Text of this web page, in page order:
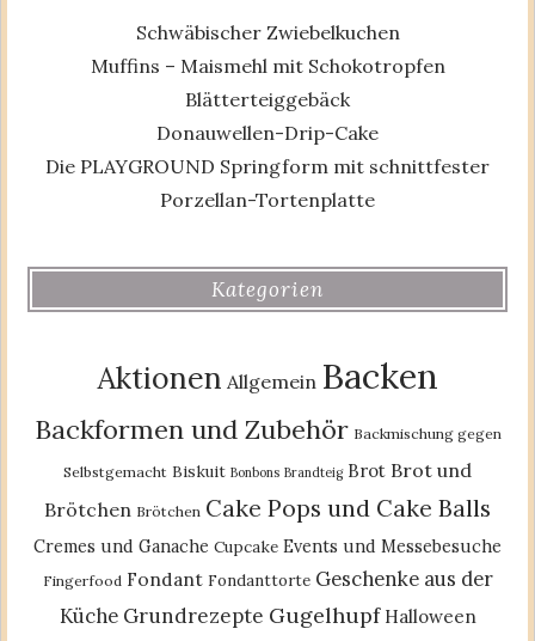
Schwäbischer Zwiebelkuchen
Muffins – Maismehl mit Schokotropfen
Blätterteiggebäck
Donauwellen-Drip-Cake
Die PLAYGROUND Springform mit schnittfester
Porzellan-Tortenplatte
Kategorien
Aktionen Allgemein Backen
Backformen und Zubehör Backmischung gegen
Selbstgemacht Biskuit Bonbons Brandteig Brot Brot und
Brötchen Brötchen Cake Pops und Cake Balls
Cremes und Ganache Cupcake Events und Messebesuche
Fingerfood Fondant Fondanttorte Geschenke aus der
Küche Grundrezepte Gugelhupf Halloween